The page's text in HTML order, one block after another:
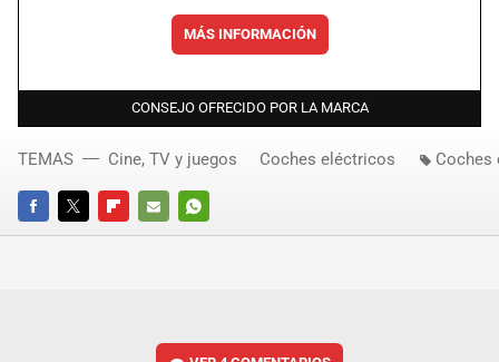
MÁS INFORMACIÓN
CONSEJO OFRECIDO POR LA MARCA
FACEBOOKTWITTERFLIPBOARD
E-
WHATSAPP
TEMAS Cine, TV y juegos Coches eléctricos Coches